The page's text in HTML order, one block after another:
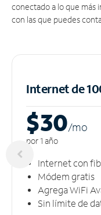
conectado a lo que más
con las que puedes
Internet de
$30/mo
por 1 año
Internet con
Módem gratis
Agrega WiFi
Sin límite de